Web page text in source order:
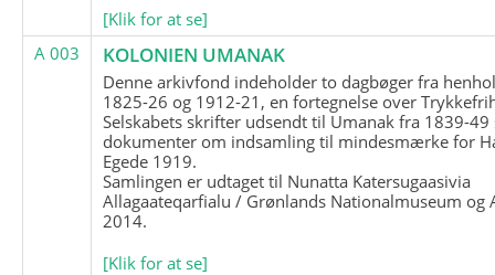
[Klik for at se]
A 003
KOLONIEN UMANAK
Denne arkivfond indeholder to dagbøger fra
1825-26 og 1912-21, en fortegnelse over
Selskabets skrifter udsendt til Umanak fra 1839-49
dokumenter om indsamling til mindesmærke for
Egede 1919.
Samlingen er udtaget til Nunatta Katersugaasivia
Allagaateqarfialu / Grønlands Nationalmuseum og
2014.
[Klik for at se]